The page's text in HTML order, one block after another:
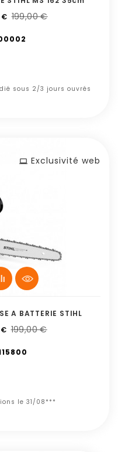
€ 199,00 €
sous 2/3 jours ouvrés
Exclusivité web
A BATTERIE STIHL
€ 199,00 €
le 31/08***